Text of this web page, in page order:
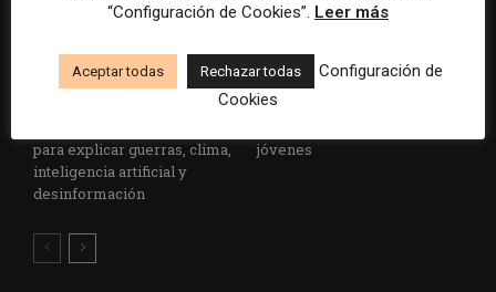
Los mejores trabajos de
periodismo de datos de 2025
para explicar guerras, clima,
inteligencia artificial y
desinformación
Las televisiones locales se
juegan su supervivencia si no
jóvenes
“Configuración de Cookies”. Leer más
Aceptar todas Rechazar todas
Configuración de
Cookies